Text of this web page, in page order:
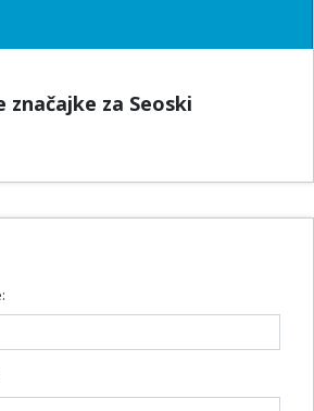
značajke za Seoski